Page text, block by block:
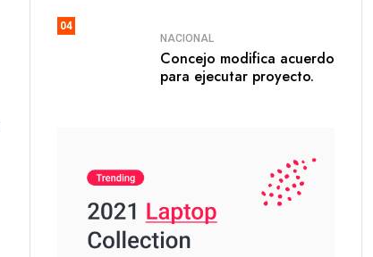
04
NACIONAL
Concejo modifica acuerdo
para ejecutar proyecto.